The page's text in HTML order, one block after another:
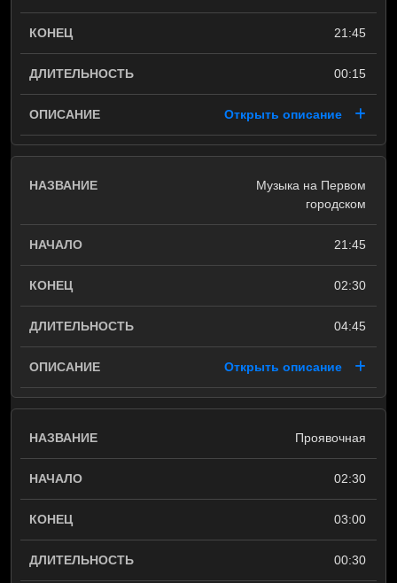
21:45
00:15
Открыть описание
Музыка на Первом
городском
21:45
02:30
04:45
Открыть описание
Проявочная
02:30
03:00
00:30